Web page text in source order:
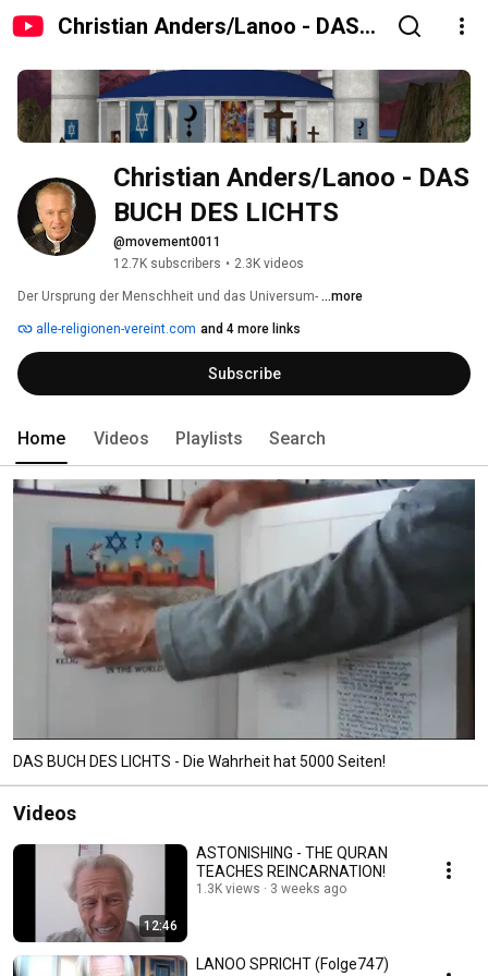
Christian Anders/Lanoo - DAS
Christian Anders/Lanoo - DAS
BUCH DES LICHTS
@movement0011
12.7K subscribers • 2.3K videos
Der Ursprung der Menschheit und das Universum- ...more
alle-religionen-vereint.com and 4 more links
Subscribe
Home Videos Playlists Search
DAS BUCH DES LICHTS - Die Wahrheit hat 5000 Seiten!
Videos
12:46
ASTONISHING - THE QURAN
TEACHES REINCARNATION!
1.3K views 3 weeks ago
LANOO SPRICHT (Folge747)